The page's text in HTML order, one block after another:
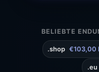
BELIEBTE
.shop €103,00
.eu